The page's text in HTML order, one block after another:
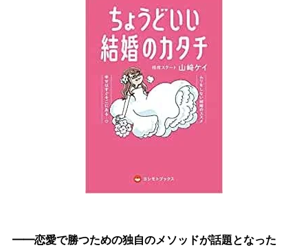
━━恋愛で勝つための独自のメソッドが話題となった